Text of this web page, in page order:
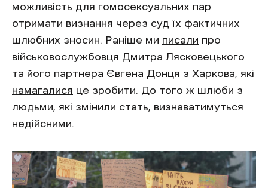
можливість для гомосексуальних пар
отримати визнання через суд їх фактичних
шлюбних зносин. Раніше ми писали про
військовослужбовця Дмитра Лясковецького
та його партнера Євгена Донця з Харкова, які
намагалися це зробити. До того ж шлюби з
людьми, які змінили стать, визнаватимуться
недійсними.